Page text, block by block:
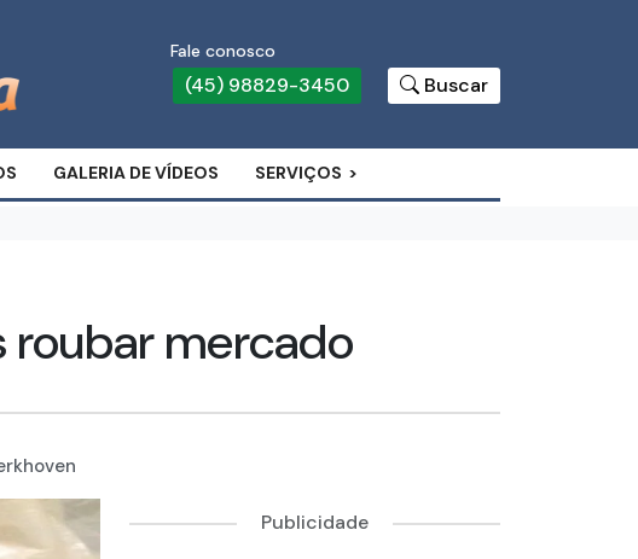
Fale conosco
(45) 98829-3450 Buscar
GALERIA DE VÍDEOS SERVIÇOS
roubar mercado
Publicidade